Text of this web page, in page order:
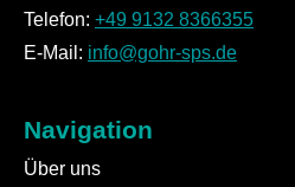
Telefon: +49 9132 8366355
E-Mail: info@gohr-sps.de
Navigation
Über uns